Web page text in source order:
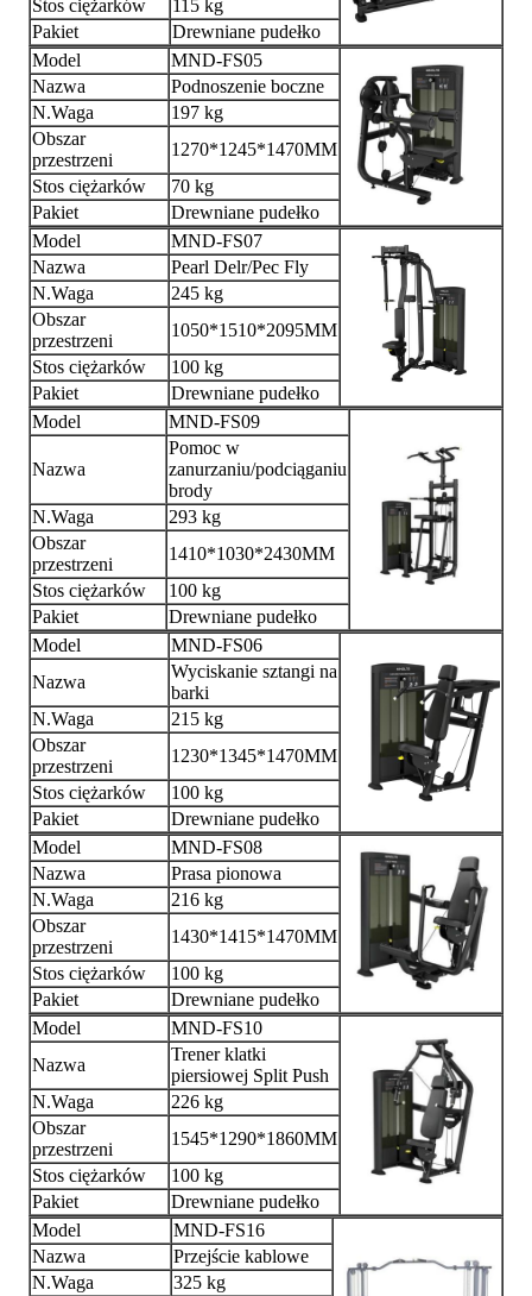
Stos ciężarków
115 kg
Pakiet
Drewniane pudełko
Model
MND-FS05
Nazwa
Podnoszenie boczne
N.Waga
197 kg
Obszar
przestrzeni
1270*1245*1470MM
Stos ciężarków
70 kg
Pakiet
Drewniane pudełko
Model
MND-FS07
Nazwa
Pearl Delr/Pec Fly
N.Waga
245 kg
Obszar
przestrzeni
1050*1510*2095MM
Stos ciężarków
100 kg
Pakiet
Drewniane pudełko
Model
MND-FS09
Nazwa
Pomoc w
zanurzaniu/podciąganiu
brody
N.Waga
293 kg
Obszar
przestrzeni
1410*1030*2430MM
Stos ciężarków
100 kg
Pakiet
Drewniane pudełko
Model
MND-FS06
Nazwa
Wyciskanie sztangi na
barki
N.Waga
215 kg
Obszar
przestrzeni
1230*1345*1470MM
Stos ciężarków
100 kg
Pakiet
Drewniane pudełko
Model
MND-FS08
Nazwa
Prasa pionowa
N.Waga
216 kg
Obszar
przestrzeni
1430*1415*1470MM
Stos ciężarków
100 kg
Pakiet
Drewniane pudełko
Model
MND-FS10
Nazwa
Trener klatki
piersiowej Split Push
N.Waga
226 kg
Obszar
przestrzeni
1545*1290*1860MM
Stos ciężarków
100 kg
Pakiet
Drewniane pudełko
Model
MND-FS16
Nazwa
Przejście kablowe
N.Waga
325 kg